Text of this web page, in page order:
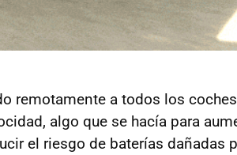
remotamente a todos los
algo que se hacía para
el riesgo de baterías dañadas